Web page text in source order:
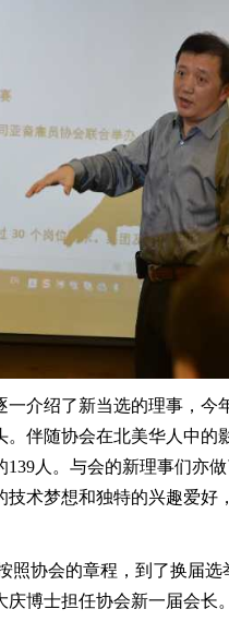
介绍了新当选的理事，今
伴随协会在北美华人中的
人。与会的新理事们亦
术梦想和独特的兴趣爱好
照协会的章程，到了换届选
博士担任协会新一届会长